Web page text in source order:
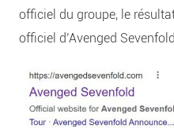
officiel du groupe, le
officiel d’Avenged